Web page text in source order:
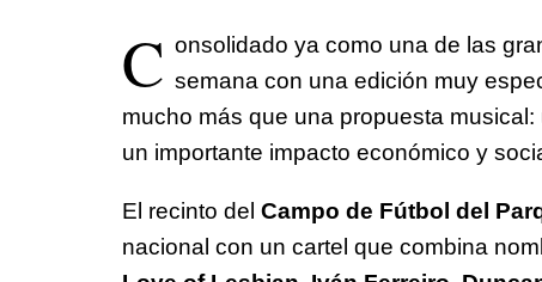
C onsolidado ya como una de las
semana con una edición muy
mucho más que una propuesta
un importante impacto económico y
El recinto del Campo de Fútbol del
nacional con un cartel que combina